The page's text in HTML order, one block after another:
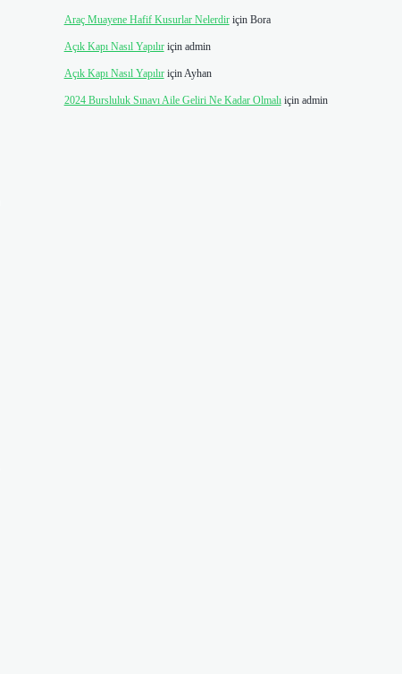
Araç Muayene Hafif Kusurlar Nelerdiriçin Bora
Açık Kapı Nasıl Yapılıriçin admin
Açık Kapı Nasıl YapılıriçinAyhan
2024 Bursluluk Sınavı Aile Geliri Ne Kadar Olmalıiçin admin